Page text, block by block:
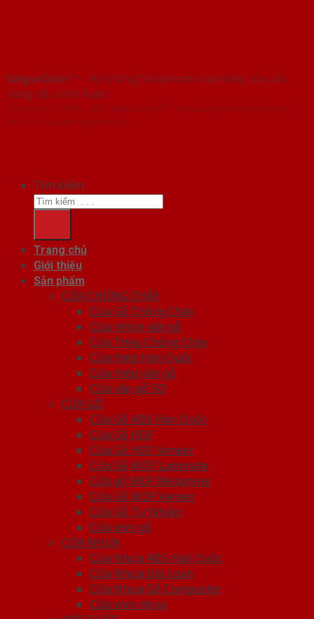
SaigonDoor™ - Hệ thống Showroom cửa thép cửa sắt
hàng đầu Việt Nam
Copyright ⓒ 2016 – 2026 SaigonDoor™ - www.cuagocomposite.org |
Đơn vị chủ quản SaigonDoor
Tìm kiếm:
Trang chủ
Giới thiệu
Sản phẩm
CỬA CHỐNG CHÁY
Cửa Gỗ Chống Cháy
Cửa nhôm vân gỗ
Cửa Thép Chống Cháy
Cửa thép Hàn Quốc
Cửa thép vân gỗ
Cửa vân gỗ 5D
CỬA GỖ
Cửa Gỗ ABS Hàn Quốc
Cửa Gỗ HDF
Cửa Gỗ HDF Veneer
Cửa Gỗ MDF Laminate
Cửa gỗ MDF Melamine
Cửa Gỗ MDF Veneer
Cửa Gỗ Tự Nhiên
Cửa vòm gỗ
CỬA NHỰA
Cửa Nhựa ABS Hàn Quốc
Cửa Nhựa Đài Loan
Cửa Nhựa Gỗ Composite
Cửa vòm nhựa